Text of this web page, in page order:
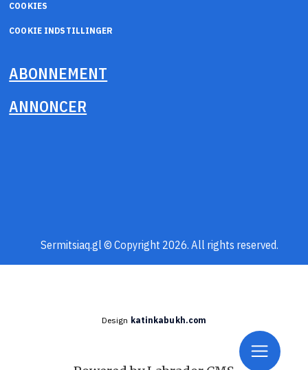
COOKIES
COOKIE INDSTILLINGER
ABONNEMENT
ANNONCER
Sermitsiaq.gl © Copyright 2026. All rights reserved.
Design katinkabukh.com